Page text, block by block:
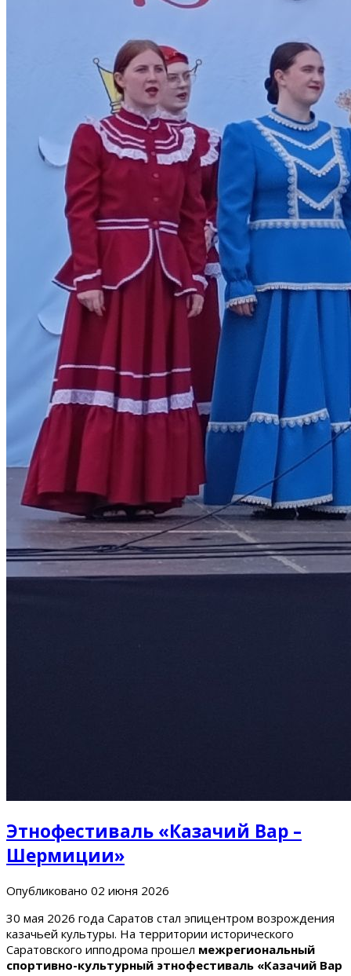
Этнофестиваль «Казачий Вар –
Шермиции»
Опубликовано 02 июня 2026
30 мая 2026 года Саратов стал эпицентром возрождения
казачьей культуры. На территории исторического
Саратовского ипподрома прошел межрегиональный
спортивно-культурный этнофестиваль «Казачий Вар